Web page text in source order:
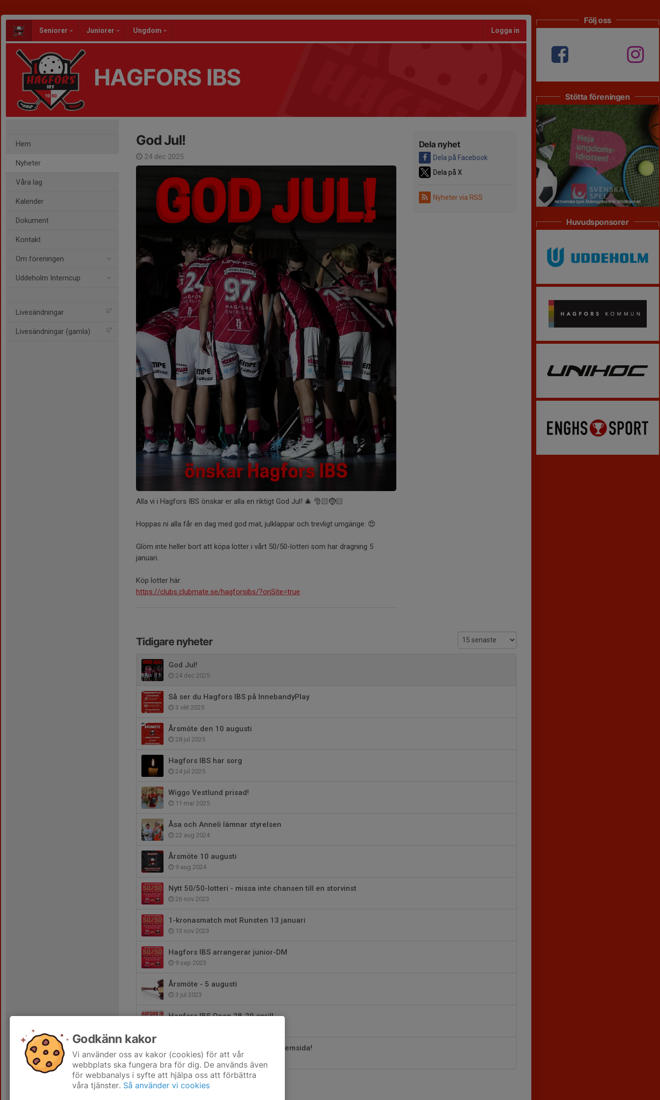
Seniorer Juniorer Ungdom Logga in
HAGFORS IBS
Hem
Nyheter
Våra lag
Kalender
Dokument
Kontakt
Om föreningen
Uddeholm Interncup
Livesändningar
Livesändningar (gamla)
Dela nyhet
Dela på Facebook
Dela på X
Nyheter via RSS
God Jul!
24 dec 2025
Alla vi i Hagfors IBS önskar er alla en riktigt God Jul! 🎄 🎅🏻🤶🏻
Hoppas ni alla får en dag med god mat, julklappar och trevligt umgänge. 😍
Glöm inte heller bort att köpa lotter i vårt 50/50-lotteri som har dragning 5
januari.
Köp lotter här:
https://clubs.clubmate.se/hagforsibs/?onSite=true
Tidigare nyheter
God Jul!
24 dec 2025
Så ser du Hagfors IBS på InnebandyPlay
3 okt 2025
Årsmöte den 10 augusti
28 jul 2025
Hagfors IBS har sorg
24 jul 2025
Wiggo Vestlund prisad!
11 mar 2025
Åsa och Anneli lämnar styrelsen
22 aug 2024
Årsmöte 10 augusti
9 aug 2024
Nytt 50/50-lotteri - missa inte chansen till en storvinst
26 nov 2023
1-kronasmatch mot Runsten 13 januari
13 nov 2023
Hagfors IBS arrangerar junior-DM
9 sep 2023
Årsmöte - 5 augusti
3 jul 2023
Hagfors IBS Open 28-29 april!
Välkommen till Hagfors IBS nya hemsida!
29 dec 2022
Följ oss
Stötta föreningen
Huvudsponsorer
Godkänn kakor
Vi använder oss av kakor (cookies) för att vår
webbplats ska fungera bra för dig. De används även
för webbanalys i syfte att hjälpa oss att förbättra
våra tjänster. Så använder vi cookies